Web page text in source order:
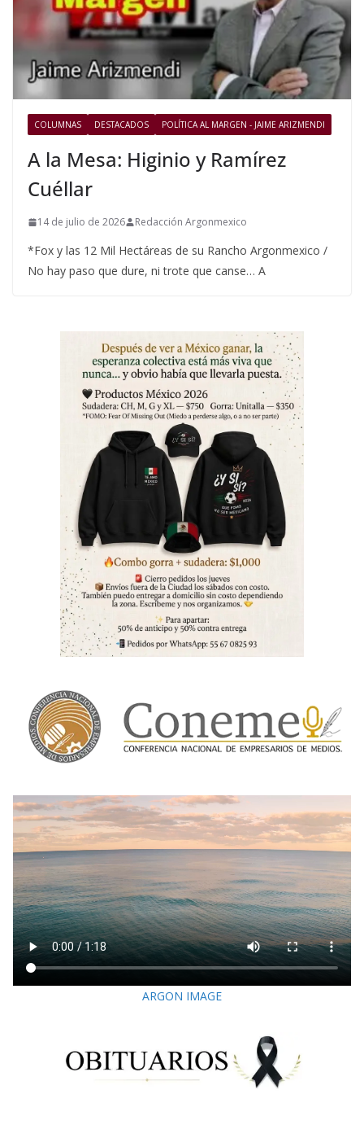
COLUMNAS DESTACADOS POLÍTICA AL MARGEN - JAIME ARIZMENDI
A la Mesa: Higinio y Ramírez
Cuéllar
14 de julio de 2026 Redacción Argonmexico
*Fox y las 12 Mil Hectáreas de su Rancho Argonmexico /
No hay paso que dure, ni trote que canse… A
ARGON IMAGE